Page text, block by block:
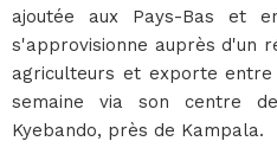
ajoutée aux Pays-Bas et
s'approvisionne auprès d'un
agriculteurs et exporte
semaine via son centre
Kyebando, près de Kampala.